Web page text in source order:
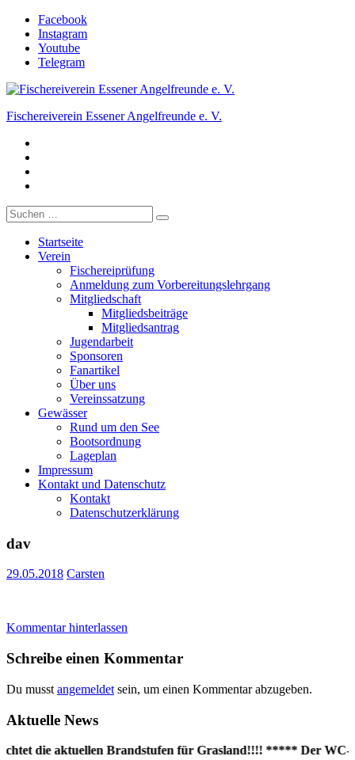
Zum
Inhalt
springen
Facebook
Instagram
Youtube
Telegram
Fischereiverein Essener Angelfreunde e. V.
Der Angelverein in Essen.
Suche
nach:
Startseite
Verein
Fischereiprüfung
Anmeldung zum Vorbereitungslehrgang
Mitgliedschaft
Mitgliedsbeiträge
Mitgliedsantrag
Jugendarbeit
Sponsoren
Fanartikel
Über uns
Vereinssatzung
Gewässer
Rund um den See
Bootsordnung
Lageplan
Impressum
Kontakt und Datenschutz
Kontakt
Datenschutzerklärung
dav
29.05.2018 Carsten
Kommentar hinterlassen
Schreibe einen Kommentar
Du musst angemeldet sein, um einen Kommentar abzugeben.
Aktuelle News
die aktuellen Brandstufen für Grasland!!!! ***** Der WC-